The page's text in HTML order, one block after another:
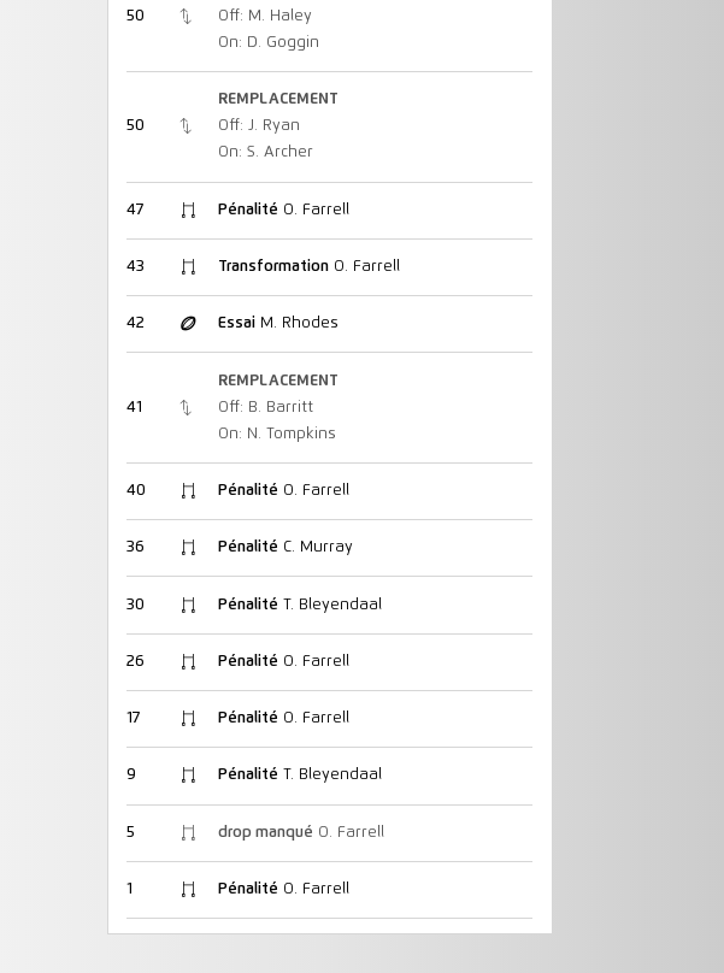
50
Off: M. Haley
On: D. Goggin
50
REMPLACEMENT
Off: J. Ryan
On: S. Archer
47 Pénalité O. Farrell
43 TransformationO. Farrell
42 EssaiM. Rhodes
41
REMPLACEMENT
Off: B. Barritt
On: N. Tompkins
40 Pénalité O. Farrell
36 Pénalité C. Murray
30 Pénalité T. Bleyendaal
26 Pénalité O. Farrell
17 Pénalité O. Farrell
9 Pénalité T. Bleyendaal
5 drop manqué O. Farrell
1 Pénalité O. Farrell